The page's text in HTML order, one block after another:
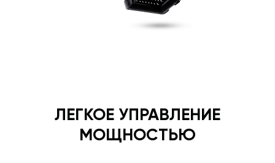
ЛЕГКОЕ УПРАВЛЕНИЕ
МОЩНОСТЬЮ